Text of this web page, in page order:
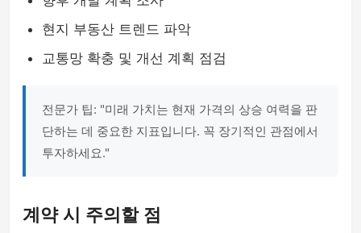
현지 부동산 트렌드 파악
교통망 확충 및 개선 계획 점검
전문가 팁: "미래 가치는 현재 가격의 상승 여력을 판
단하는 데 중요한 지표입니다. 꼭 장기적인 관점에서
투자하세요."
계약 시 주의할 점